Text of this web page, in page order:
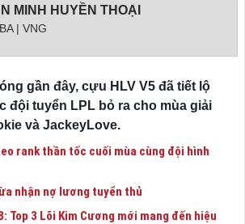
MINH HUYỀN THOẠI
| VNG
gần đây, cựu HLV V5 đã tiết lộ
đội tuyển LPL bỏ ra cho mùa giải
và JackeyLove.
rank thần tốc cuối mùa cùng đội hình
nhận nợ lương tuyển thủ
Top 3 Lõi Kim Cương mới mang đến hiệu